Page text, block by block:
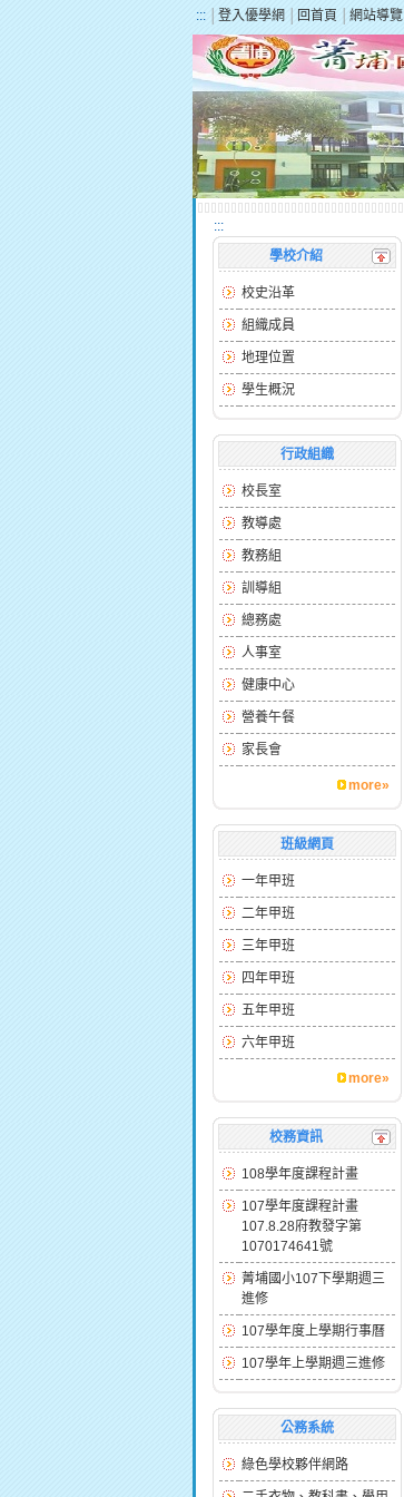
::: 登入優學網 回首頁 網站導覽
:::
學校介紹
校史沿革
組織成員
地理位置
學生概況
行政組織
校長室
教導處
教務組
訓導組
總務處
人事室
健康中心
營養午餐
家長會
more»
班級網頁
一年甲班
二年甲班
三年甲班
四年甲班
五年甲班
六年甲班
more»
校務資訊
108學年度課程計畫
107學年度課程計畫
107.8.28府教發字第
1070174641號
菁埔國小107下學期週三
進修
107學年度上學期行事曆
107學年上學期週三進修
公務系統
綠色學校夥伴網路